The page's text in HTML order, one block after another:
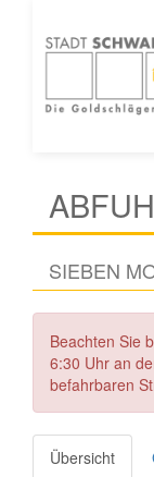
SIEBEN
Beachten Sie
6:30 Uhr an
befahrbaren
Übersicht